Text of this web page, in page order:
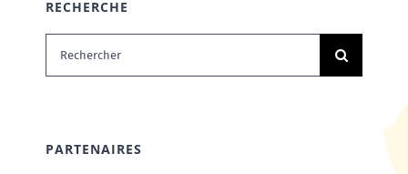
RECHERCHE
Rechercher:
PARTENAIRES